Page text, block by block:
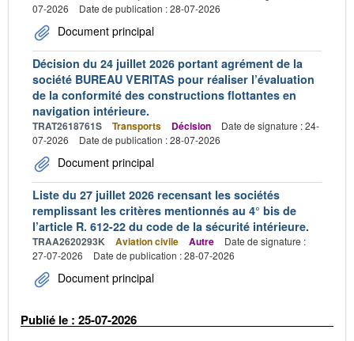
07-2026
Date de publication : 28-07-2026
Document principal
Décision du 24 juillet 2026 portant agrément de la
société BUREAU VERITAS pour réaliser l’évaluation
de la conformité des constructions flottantes en
navigation intérieure.
TRAT2618761S Transports Décision
Date de signature : 24-
07-2026
Date de publication : 28-07-2026
Document principal
Liste du 27 juillet 2026 recensant les sociétés
remplissant les critères mentionnés au 4° bis de
l’article R. 612-22 du code de la sécurité intérieure.
TRAA2620293K Aviation civile Autre
Date de signature :
27-07-2026
Date de publication : 28-07-2026
Document principal
Publié le : 25-07-2026